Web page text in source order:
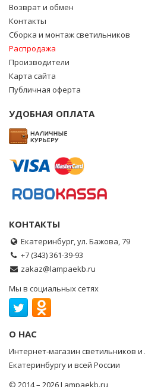
Возврат и обмен
Контакты
Сборка и монтаж светильников
Распродажа
Производители
Карта сайта
Публичная оферта
УДОБНАЯ ОПЛАТА
КОНТАКТЫ
Екатеринбург, ул. Бажова, 79
+7 (343) 361-39-93
zakaz@lampaekb.ru
Мы в социальных сетях
О НАС
Интернет-магазин светильников и
Екатеринбургу и всей России
© 2014 – 2026 Lampaekb.ru